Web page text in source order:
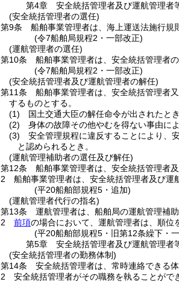
第4章
安全統括管理者及び運航管理者
(安全統括管理者の選任)
第9条
船舶事業管理者は、海上運送法施行規
(令7船舶局規程2・一部改正)
(運航管理者の選任)
第10条
船舶事業管理者は、安全統括管理者
(令7船舶局規程2・一部改正)
(安全統括管理者及び運航管理者の解任)
第11条
船舶事業管理者は、安全統括管理者
するものとする。
(1)
国土交通大臣の解任命令が出されたとき
(2)
身体の故障その他やむを得ない事由に
(3)
安全管理規程に違反することにより、
と認められるとき。
(運航管理補助者の選任及び解任)
第12条
船舶事業管理者は、安全統括管理者
2
船舶事業管理者は、安全統括管理者及び運
(平20船舶部規程5・追加)
(運航管理者代行の指名)
第13条
運航管理者は、船舶局の運航管理補
2
前項の場合において、運航管理者は、順位
(平20船舶部規程5・旧第12条繰下・
第5章
安全統括管理者及び運航管理者
(安全統括管理者の勤務体制)
第14条
安全統括管理者は、常時連絡できる
2
安全統括管理者がその職務を執ることがで